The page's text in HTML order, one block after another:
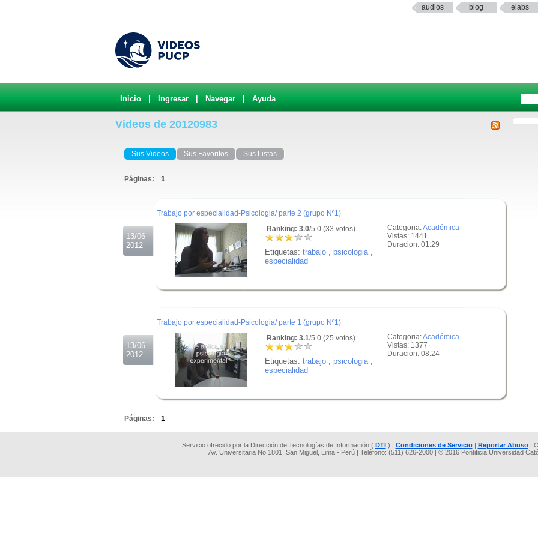
audios blog elabs
Inicio Ingresar Navegar Ayuda
Videos de 20120983
Sus Videos Sus Favoritos Sus Listas
Páginas: 1
13/06
2012
Trabajo por especialidad-Psicologia/ parte 2 (grupo Nº1)
Categoria:Académica
Vistas: 1441
Duracion: 01:29
Ranking: 3.0/5.0 (33 votos)
Etiquetas: trabajo psicologia
especialidad
13/06
2012
Trabajo por especialidad-Psicologia/ parte 1 (grupo Nº1)
Categoria:Académica
Vistas: 1377
Duracion: 08:24
Ranking: 3.1/5.0 (25 votos)
Etiquetas: trabajo psicologia
especialidad
Páginas: 1
Servicio ofrecido por la Dirección de Tecnologías de Información ( DTI) | Condiciones de Servicio| Reportar Abuso|
Av. Universitaria No 1801, San Miguel, Lima - Perú | Teléfono: (511) 626-2000 | © 2016 Pontificia Universidad